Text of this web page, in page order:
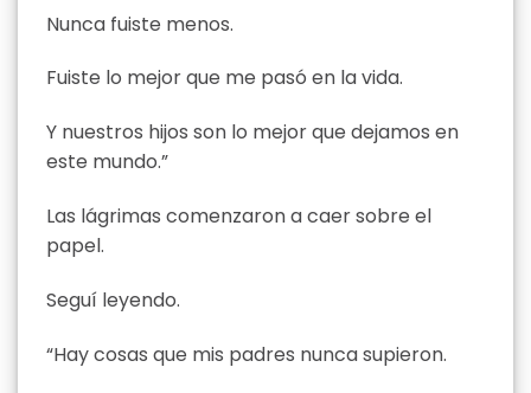
Nunca fuiste menos.
Fuiste lo mejor que me pasó en la vida.
Y nuestros hijos son lo mejor que dejamos en
este mundo.”
Las lágrimas comenzaron a caer sobre el
papel.
Seguí leyendo.
“Hay cosas que mis padres nunca supieron.